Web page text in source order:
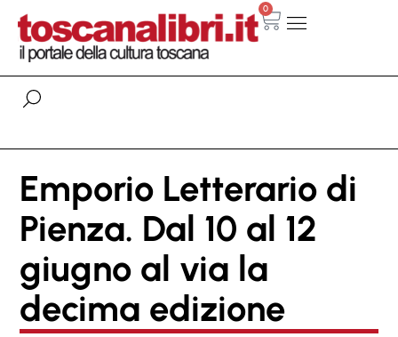
0
Emporio Letterario di
Pienza. Dal 10 al 12
giugno al via la
decima edizione